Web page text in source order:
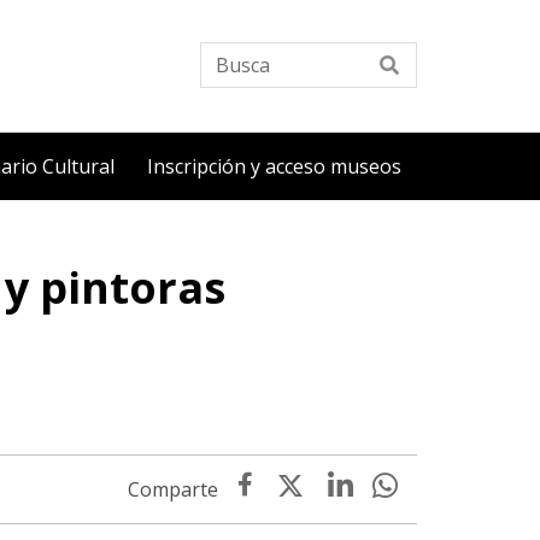
Busca
Cultural Inscripción y acceso museos
pintoras